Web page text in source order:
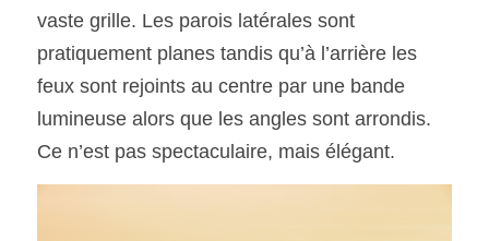
vaste grille. Les parois latérales sont
pratiquement planes tandis qu’à l’arrière les
feux sont rejoints au centre par une bande
lumineuse alors que les angles sont arrondis.
Ce n’est pas spectaculaire, mais élégant.